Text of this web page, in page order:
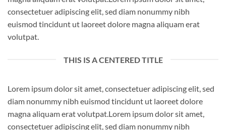
consectetuer adipiscing elit, sed diam nonummy nibh
euismod tincidunt ut laoreet dolore magna aliquam erat
volutpat.
THIS IS A CENTERED TITLE
Lorem ipsum dolor sit amet, consectetuer adipiscing elit, sed
diam nonummy nibh euismod tincidunt ut laoreet dolore
magna aliquam erat volutpat.Lorem ipsum dolor sit amet,
consectetuer adipiscing elit, sed diam nonummy nibh